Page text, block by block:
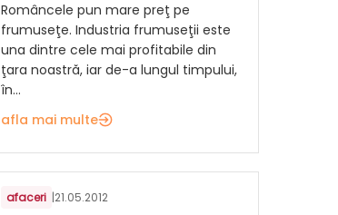
Româncele pun mare preţ pe
frumuseţe. Industria frumuseţii este
una dintre cele mai profitabile din
ţara noastră, iar de-a lungul timpului,
în...
afla mai multe
afaceri |21.05.2012